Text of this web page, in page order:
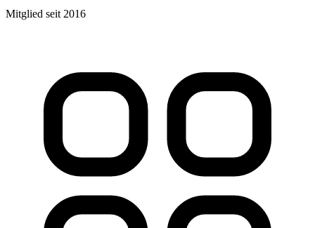
Mitglied seit 2016